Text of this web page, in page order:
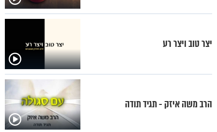
יצר טוב ויצר רע
הרב משה איזק - תגיד תודה